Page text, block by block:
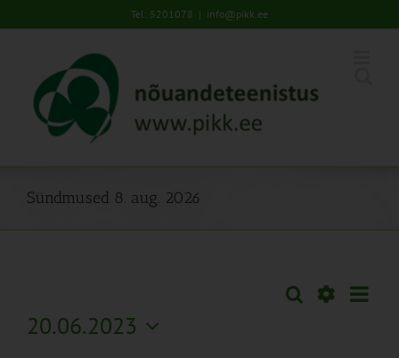
to
Tel: 5201078 | info@pikk.ee
Sündmused 8. aug. 2026
Sündmused
Otsi Päev
20.06.2023